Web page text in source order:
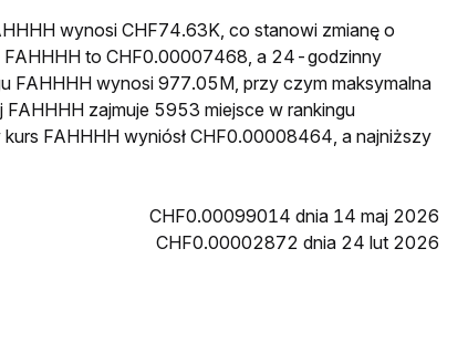
wynosi CHF74.63K, co stanowi zmianę o
to CHF0.00007468, a 24-godzinny
FAHHHH wynosi 977.05M, przy czym maksymalna
zajmuje 5953 miejsce w rankingu
FAHHHH wyniósł CHF0.00008464, a najniższy
CHF0.00099014 dnia 14 maj 2026
CHF0.00002872 dnia 24 lut 2026